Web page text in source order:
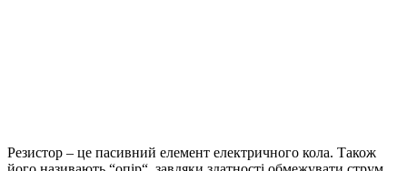
Резистор – це пасивний елемент електричного кола. Також